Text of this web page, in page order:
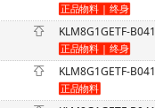
KLM8G1GETF-B041
KLM8G1GETF-B041